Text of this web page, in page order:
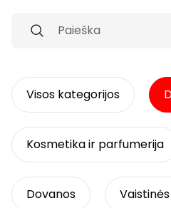
Visos kategorijos
Kosmetika ir parfumerija
Dovanos